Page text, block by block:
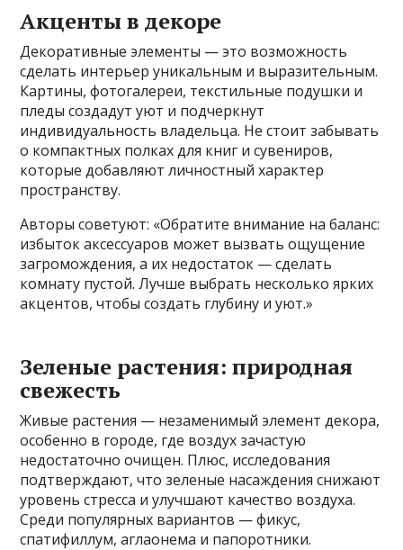
Акценты в декоре
Декоративные элементы — это возможность
сделать интерьер уникальным и выразительным.
Картины, фотогалереи, текстильные подушки и
пледы создадут уют и подчеркнут
индивидуальность владельца. Не стоит забывать
о компактных полках для книг и сувениров,
которые добавляют личностный характер
пространству.
Авторы советуют: «Обратите внимание на баланс:
избыток аксессуаров может вызвать ощущение
загромождения, а их недостаток — сделать
комнату пустой. Лучше выбрать несколько ярких
акцентов, чтобы создать глубину и уют.»
Зеленые растения: природная
свежесть
Живые растения — незаменимый элемент декора,
особенно в городе, где воздух зачастую
недостаточно очищен. Плюс, исследования
подтверждают, что зеленые насаждения снижают
уровень стресса и улучшают качество воздуха.
Среди популярных вариантов — фикус,
спатифиллум, аглаонема и папоротники.